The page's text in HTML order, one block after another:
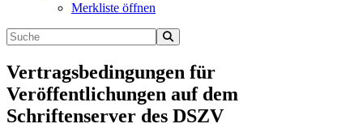
Merkliste öffnen
Vertragsbedingungen für
Veröffentlichungen auf dem
Schriftenserver des DSZV